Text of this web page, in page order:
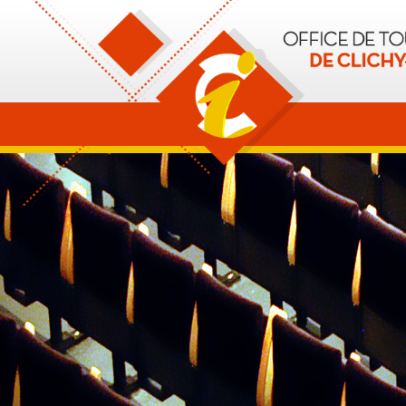
OT Clichy